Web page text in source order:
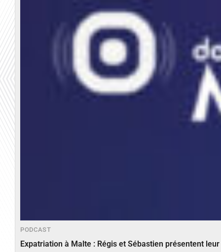
PODCAST
Expatriation à Malte : Régis et Sébastien présentent